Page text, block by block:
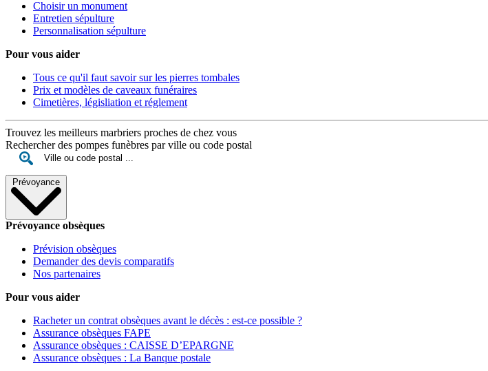
Choisir un monument
Entretien sépulture
Personnalisation sépulture
Pour vous aider
Tous ce qu'il faut savoir sur les pierres tombales
Prix et modèles de caveaux funéraires
Cimetières, législiation et réglement
Trouvez les meilleurs marbriers proches de chez vous
Rechercher des pompes funèbres par ville ou code postal
Prévoyance
Prévoyance obsèques
Prévision obsèques
Demander des devis comparatifs
Nos partenaires
Pour vous aider
Racheter un contrat obsèques avant le décès : est-ce possible ?
Assurance obsèques FAPE
Assurance obsèques : CAISSE D’EPARGNE
Assurance obsèques : La Banque postale